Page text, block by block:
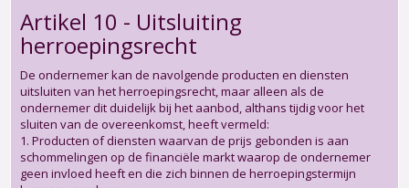
Artikel 10 - Uitsluiting
herroepingsrecht
De ondernemer kan de navolgende producten en diensten
uitsluiten van het herroepingsrecht, maar alleen als de
ondernemer dit duidelijk bij het aanbod, althans tijdig voor het
sluiten van de overeenkomst, heeft vermeld:
1. Producten of diensten waarvan de prijs gebonden is aan
schommelingen op de financiële markt waarop de ondernemer
geen invloed heeft en die zich binnen de herroepingstermijn